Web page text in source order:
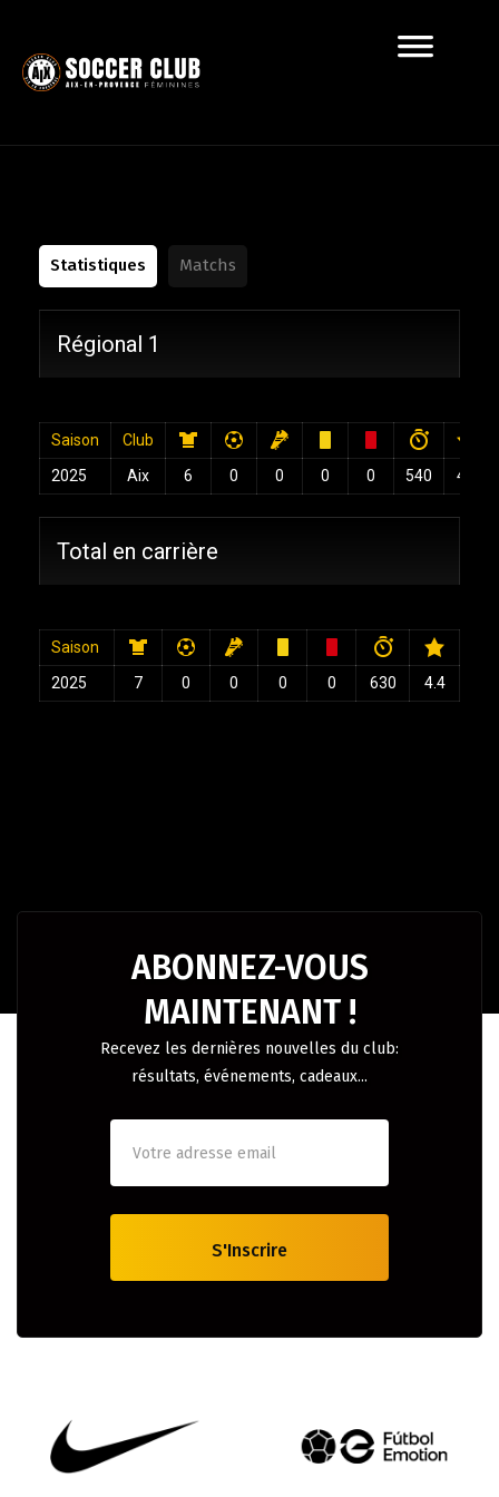
Statistiques Matchs
Régional 1
Saison
Club
2025
Aix 6 0 0 0 0 540 4.5
Total en carrière
Saison
2025
7 0 0 0 0 630 4.4
ABONNEZ-VOUS
MAINTENANT !
Recevez les dernières nouvelles du club:
résultats, événements, cadeaux...